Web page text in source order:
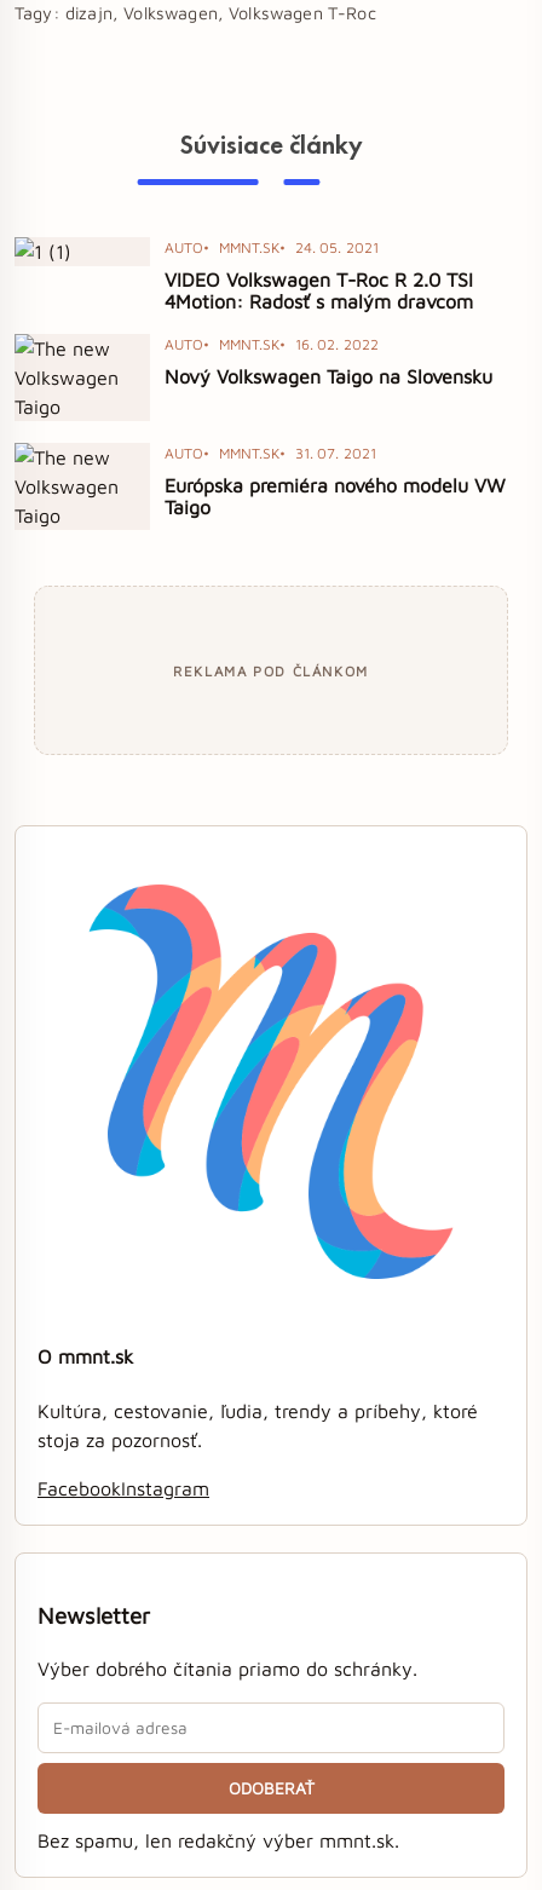
Tagy: dizajn, Volkswagen, Volkswagen T-Roc
Súvisiace články
AUTO MMNT.SK 24. 05. 2021
VIDEO Volkswagen T-Roc R 2.0 TSI
4Motion: Radosť s malým dravcom
AUTO MMNT.SK 16. 02. 2022
Nový Volkswagen Taigo na Slovensku
AUTO MMNT.SK 31. 07. 2021
Európska premiéra nového modelu VW
Taigo
REKLAMA POD ČLÁNKOM
O mmnt.sk
Kultúra, cestovanie, ľudia, trendy a príbehy, ktoré
stoja za pozornosť.
FacebookInstagram
Newsletter
Výber dobrého čítania priamo do schránky.
ODOBERAŤ
Bez spamu, len redakčný výber mmnt.sk.